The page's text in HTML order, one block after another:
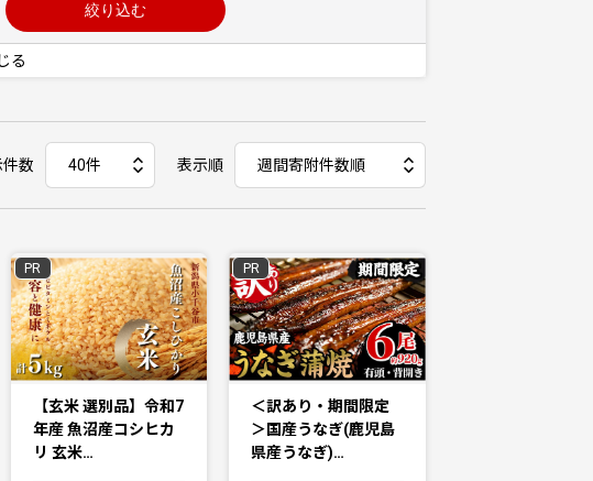
絞り込む
る
数 表示順
PR
【玄米 選別品】令和7
年産 魚沼産コシヒカ
リ 玄米…
PR
＜訳あり・期間限定
＞国産うなぎ(鹿児島
県産うなぎ)…